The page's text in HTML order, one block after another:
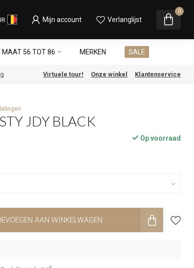
Mijn account Verlanglijst
0
MAAT 56 TOT 86 MERKEN SALE
Virtuele tour! Onze winkel Klantenservice
JDY BLACK
Op voorraad
AAN WINKELWAGEN